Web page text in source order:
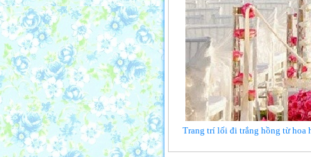
Trang trí lối đi trắng hồng từ hoa